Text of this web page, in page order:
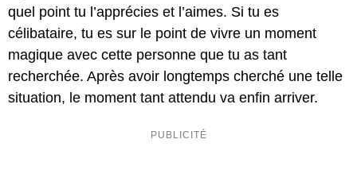
quel point tu l’apprécies et l’aimes. Si tu es
célibataire, tu es sur le point de vivre un moment
magique avec cette personne que tu as tant
recherchée. Après avoir longtemps cherché une telle
situation, le moment tant attendu va enfin arriver.